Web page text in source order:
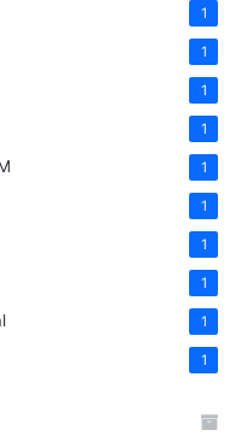
1
1
1
1
1
1
1
1
1
1